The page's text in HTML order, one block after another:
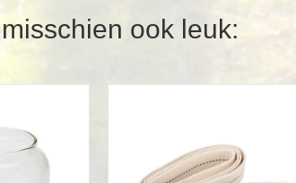
ook leuk: